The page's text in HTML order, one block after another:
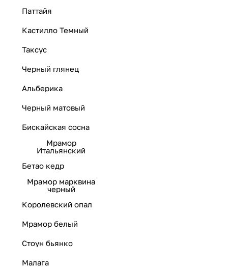
Паттайя
Кастилло Темный
Таксус
Черный глянец
Альберика
Черный матовый
Бискайская сосна
Мрамор
Итальянский
Бетао кедр
Мрамор марквина
черный
Королевский опал
Мрамор белый
Стоун бьянко
Малага